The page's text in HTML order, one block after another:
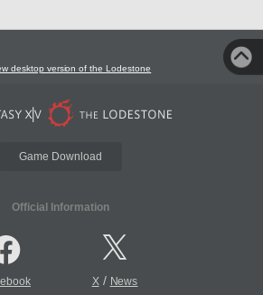
desktop version of the Lodestone
Game Download
Official Information
X/ News